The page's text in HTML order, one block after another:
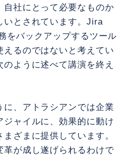
自社にとって必要なものか
いとされています。Jira
をバックアップするツール
えるのではないと考えてい
ように述べて講演を終え
に、アトラシアンでは企業
ャイルに、効果的に動け
ざまに提供しています。
革が成し遂げられるわけで